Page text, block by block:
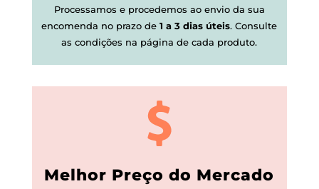
Processamos e procedemos ao envio da sua
encomenda no prazo de1 a 3 dias úteis.Consulte
as condições na página de cada produto.
Melhor Preço do Mercado